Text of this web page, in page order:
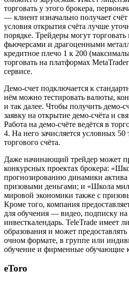
торговать у этого брокера,
— клиент изначально получает
условия открытия счёта лучше
порядке. Трейдеры могут
фьючерсами и драгоценными
кредитное плечо 1 к 200
торговать на платформах
сервисе.
Демо-счет подключается к
нём можно тестировать валюты,
и так далее. Чтобы получить демо-
заявку на открытие демо-счёта и
Работа на демо-счёте ведётся в
4. На него зачисляется условных
торгового счёта.
Даже начинающий трейдер может
конкурсных проектах брокера:
прогнозированию динамики
призовыми деньгами; и «Школа
мировой экономики также с
Кроме того, компания
для обучения — видео, подписку
инвесткалендарь. TeleTrade имеет
образования и может
очном формате, в группе или
обучение и фирменные обучающие
eToro